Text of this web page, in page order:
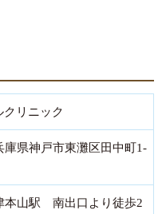
リニック
県神戸市東灘区田中町1-
山駅 南出口より徒歩2